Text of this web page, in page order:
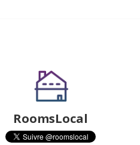
RoomsLocal